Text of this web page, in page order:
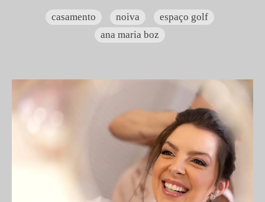
casamento noiva
espaço golf
ana maria boz